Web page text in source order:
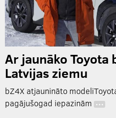
Ar jaunāko Toyota
Latvijas ziemu
bZ4X atjaunināto
pagājušogad iepazinām …